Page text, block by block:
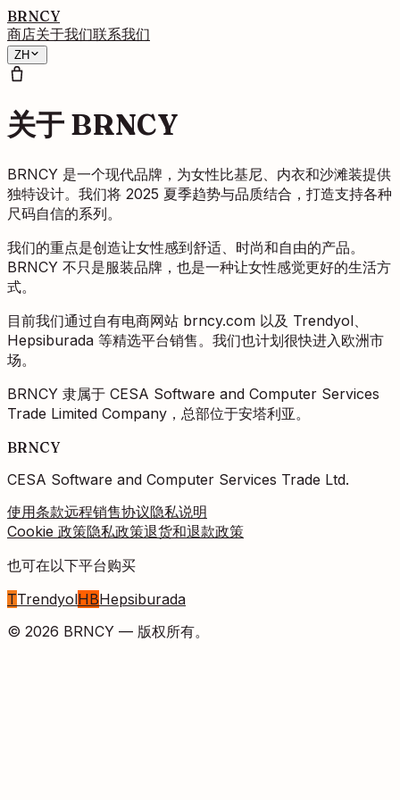
BRNCY
商店关于我们联系我们
ZH
关于 BRNCY
BRNCY 是一个现代品牌，为女性比基尼、内衣和沙滩装提供
独特设计。我们将 2025 夏季趋势与品质结合，打造支持各种
尺码自信的系列。
我们的重点是创造让女性感到舒适、时尚和自由的产品。
BRNCY 不只是服装品牌，也是一种让女性感觉更好的生活方
式。
目前我们通过自有电商网站 brncy.com 以及 Trendyol、
Hepsiburada 等精选平台销售。我们也计划很快进入欧洲市
场。
BRNCY 隶属于 CESA Software and Computer Services
Trade Limited Company，总部位于安塔利亚。
BRNCY
CESA Software and Computer Services Trade Ltd.
使用条款远程销售协议隐私说明
Cookie 政策隐私政策退货和退款政策
也可在以下平台购买
TTrendyolHBHepsiburada
© 2026 BRNCY — 版权所有。